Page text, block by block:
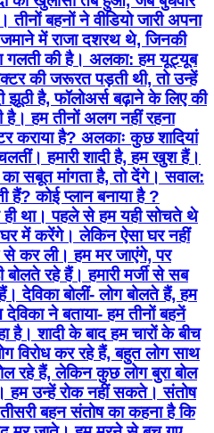
बहनों ने वीडियो जारी अपना
में राजा दशरथ थे, जिनकी
गलती की है। अलका: हम यूट्यूब
की जरूरत पड़ती थी, तो उन्हें
है, फॉलोअर्स बढ़ाने के लिए की
हम तीनों अलग नहीं रहना
कराया है? अलकाः कुछ शादियां
हमारी शादी है, हम खुश हैं।
सबूत मांगता है, तो देंगे। सवाल:
कोई प्लान बनाया है ?
ही था। पहले से हम यही सोचते थे
घर में करेंगे। लेकिन ऐसा घर नहीं
कर ली। हम मर जाएंगे, पर
रहे हैं। हमारी मर्जी से सब
बोलीं- लोग बोलते हैं, हम
ने बताया- हम तीनों बहनें
शादी के बाद हम चारों के बीच
विरोध कर रहे हैं, बहुत लोग साथ
रहे हैं, लेकिन कुछ लोग बुरा बोल
हम उन्हें रोक नहीं सकते। संतोष
बहन संतोष का कहना है कि